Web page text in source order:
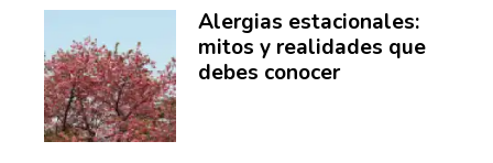
Alergias estacionales:
mitos y realidades que
debes conocer